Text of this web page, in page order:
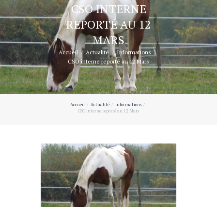
CSO INTERNE
REPORTÉ AU 12
MARS
Accueil Actualité
Informations
CSO interne reporté au 12 Mars
Accueil Actualité
Informations
CSO interne reporté au 12 Mars